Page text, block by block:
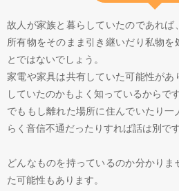
故人が家族と暮らしていたのであれ
所有物をそのまま引き継いだり私物を
とではないでしょう。
家電や家具は共有していた可能性が
していたのかもよく知っているからです
でももし離れた場所に住んでいたり
らく音信不通だったりすれば話は別です
どんなものを持っているのか分かり
た可能性もあります。